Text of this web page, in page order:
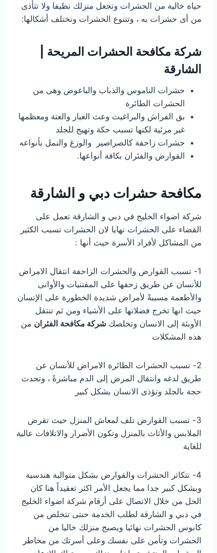
حياة خالية من الحشرات وتجعل منزلك نظيفا ولا تتأذى
من أى حشرات به ، وتتنوع الحشرات وتختلف أشكالها:
شركة مكافحة الحشرات المريحة |
الشارقة
حشرات الناموس والذباب والباعوض وهى من
الحشرات الطائرة
بق الفراش والبراغيث وعث الغبار والعتة ومعظمها
غير مرئية لكنها تسبب حكة وتهيج للجلد
حشرات زاحفة كالصراصير والوزغ والنمل بأنواعه
القوارض والفئران بكافة أنواعها.
مكافحة حشرات دبي و الشارقة
شركة اضواء الخليج في دبي و الشارقة تعمل على
القضاء على الحشرات نهايا لان الحشرات تسبب الكثير
من المشاكل لأفراد الأسرة حيث أنها :
1- تسبب القوارض والحشرات الزاحفة انتقال الامراض
للأنسان عن طريق زحفها على المقتنيات والأوانى
والأطعمة مسببةً لأمراض شديدة الخطورة على الإنسان
حيث انها تخرج فضلاتها على الأشياء ومن ثم تنتقل
الأوبئة إلى الانسان وتخلصك شركة مكافحة الفئران من
هذه المشكلات
2- تسبب الحشرات الطائرة الامراض للأنسان عن
طريق لدغه وانتقال المرض إلى الدم مباشرةً ، وتحدث
حجة بالجلد وتؤذى الانسان بشكل كبير
3- تسبب القوارض تلف لمعاش المنزل حيث تقرض
الملابس والأثاث بالمنزل وتكون الأضرار والاتلافات عالية
للغاية
4- تتكاثر الحشرات والقوارض بشكل متوالية هندسية
وبشكل كبير جدا مما يجعل الأمر اكثر تعقيداً هنا كان
الحل من خلال الاتصال على أرقام شركة اضواء الخليج
في دبي و الشارقة لطلب الخدمة حنتى تتخلص من
كابوس الحشرات نهائيا ويصبح منزلك خاليا من
الحشرات وتأمن على نفسك وعلى أسرتك من مخاطر